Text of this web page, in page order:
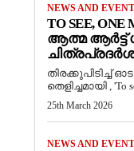
NEWS AND
TO SEE, ONE
ആത്മ ആർട്ട്
തെളിച്ചമായി , 'To
25th March 2026
NEWS AND